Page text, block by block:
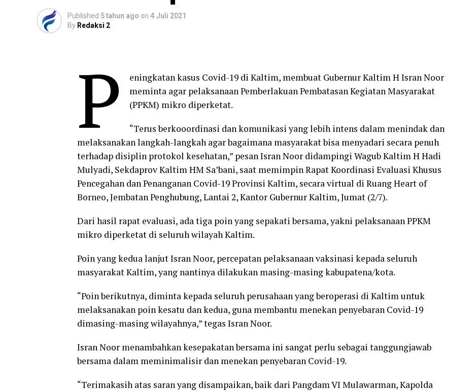
Published 5 tahun ago on 4 Juli 2021
By Redaksi 2
P
eningkatan kasus Covid-19 di Kaltim, membuat Gubernur Kaltim H Isran Noor
meminta agar pelaksanaan Pemberlakuan Pembatasan Kegiatan Masyarakat
(PPKM) mikro diperketat.
“Terus berkooordinasi dan komunikasi yang lebih intens dalam menindak dan
melaksanakan langkah-langkah agar bagaimana masyarakat bisa menyadari secara penuh
terhadap disiplin protokol kesehatan,” pesan Isran Noor didampingi Wagub Kaltim H Hadi
Mulyadi, Sekdaprov Kaltim HM Sa’bani, saat memimpin Rapat Koordinasi Evaluasi Khusus
Pencegahan dan Penanganan Covid-19 Provinsi Kaltim, secara virtual di Ruang Heart of
Borneo, Jembatan Penghubung, Lantai 2, Kantor Gubernur Kaltim, Jumat (2/7).
Dari hasil rapat evaluasi, ada tiga poin yang sepakati bersama, yakni pelaksanaan PPKM
mikro diperketat di seluruh wilayah Kaltim.
Poin yang kedua lanjut Isran Noor, percepatan pelaksanaan vaksinasi kepada seluruh
masyarakat Kaltim, yang nantinya dilakukan masing-masing kabupatena/kota.
“Poin berikutnya, diminta kepada seluruh perusahaan yang beroperasi di Kaltim untuk
melaksanakan poin kesatu dan kedua, guna membantu menekan penyebaran Covid-19
dimasing-masing wilayahnya,” tegas Isran Noor.
Isran Noor menambahkan kesepakatan bersama ini sangat perlu sebagai tanggungjawab
bersama dalam meminimalisir dan menekan penyebaran Covid-19.
“Terimakasih atas saran yang disampaikan, baik dari Pangdam VI Mulawarman, Kapolda